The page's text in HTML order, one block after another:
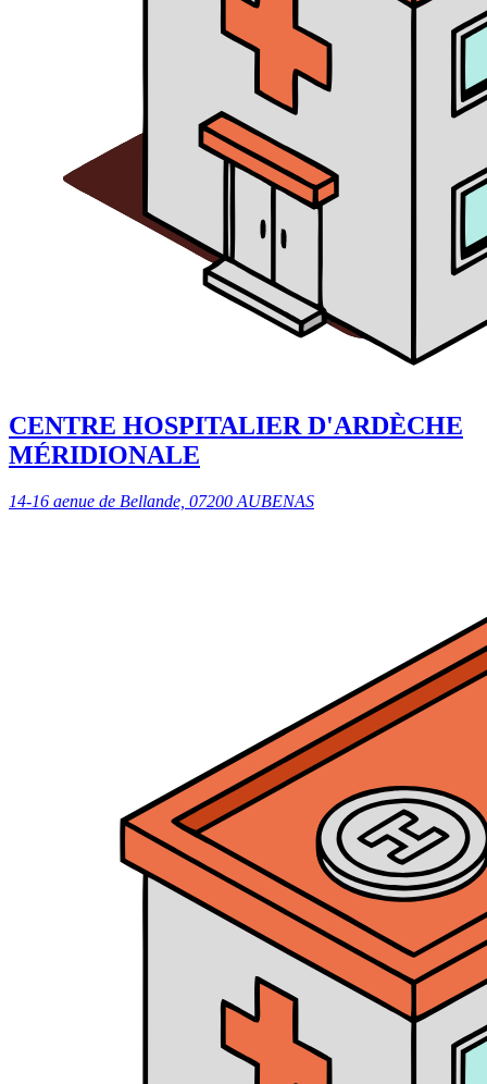
CENTRE HOSPITALIER D'ARDÈCHE
MÉRIDIONALE
14-16 aenue de Bellande, 07200 AUBENAS